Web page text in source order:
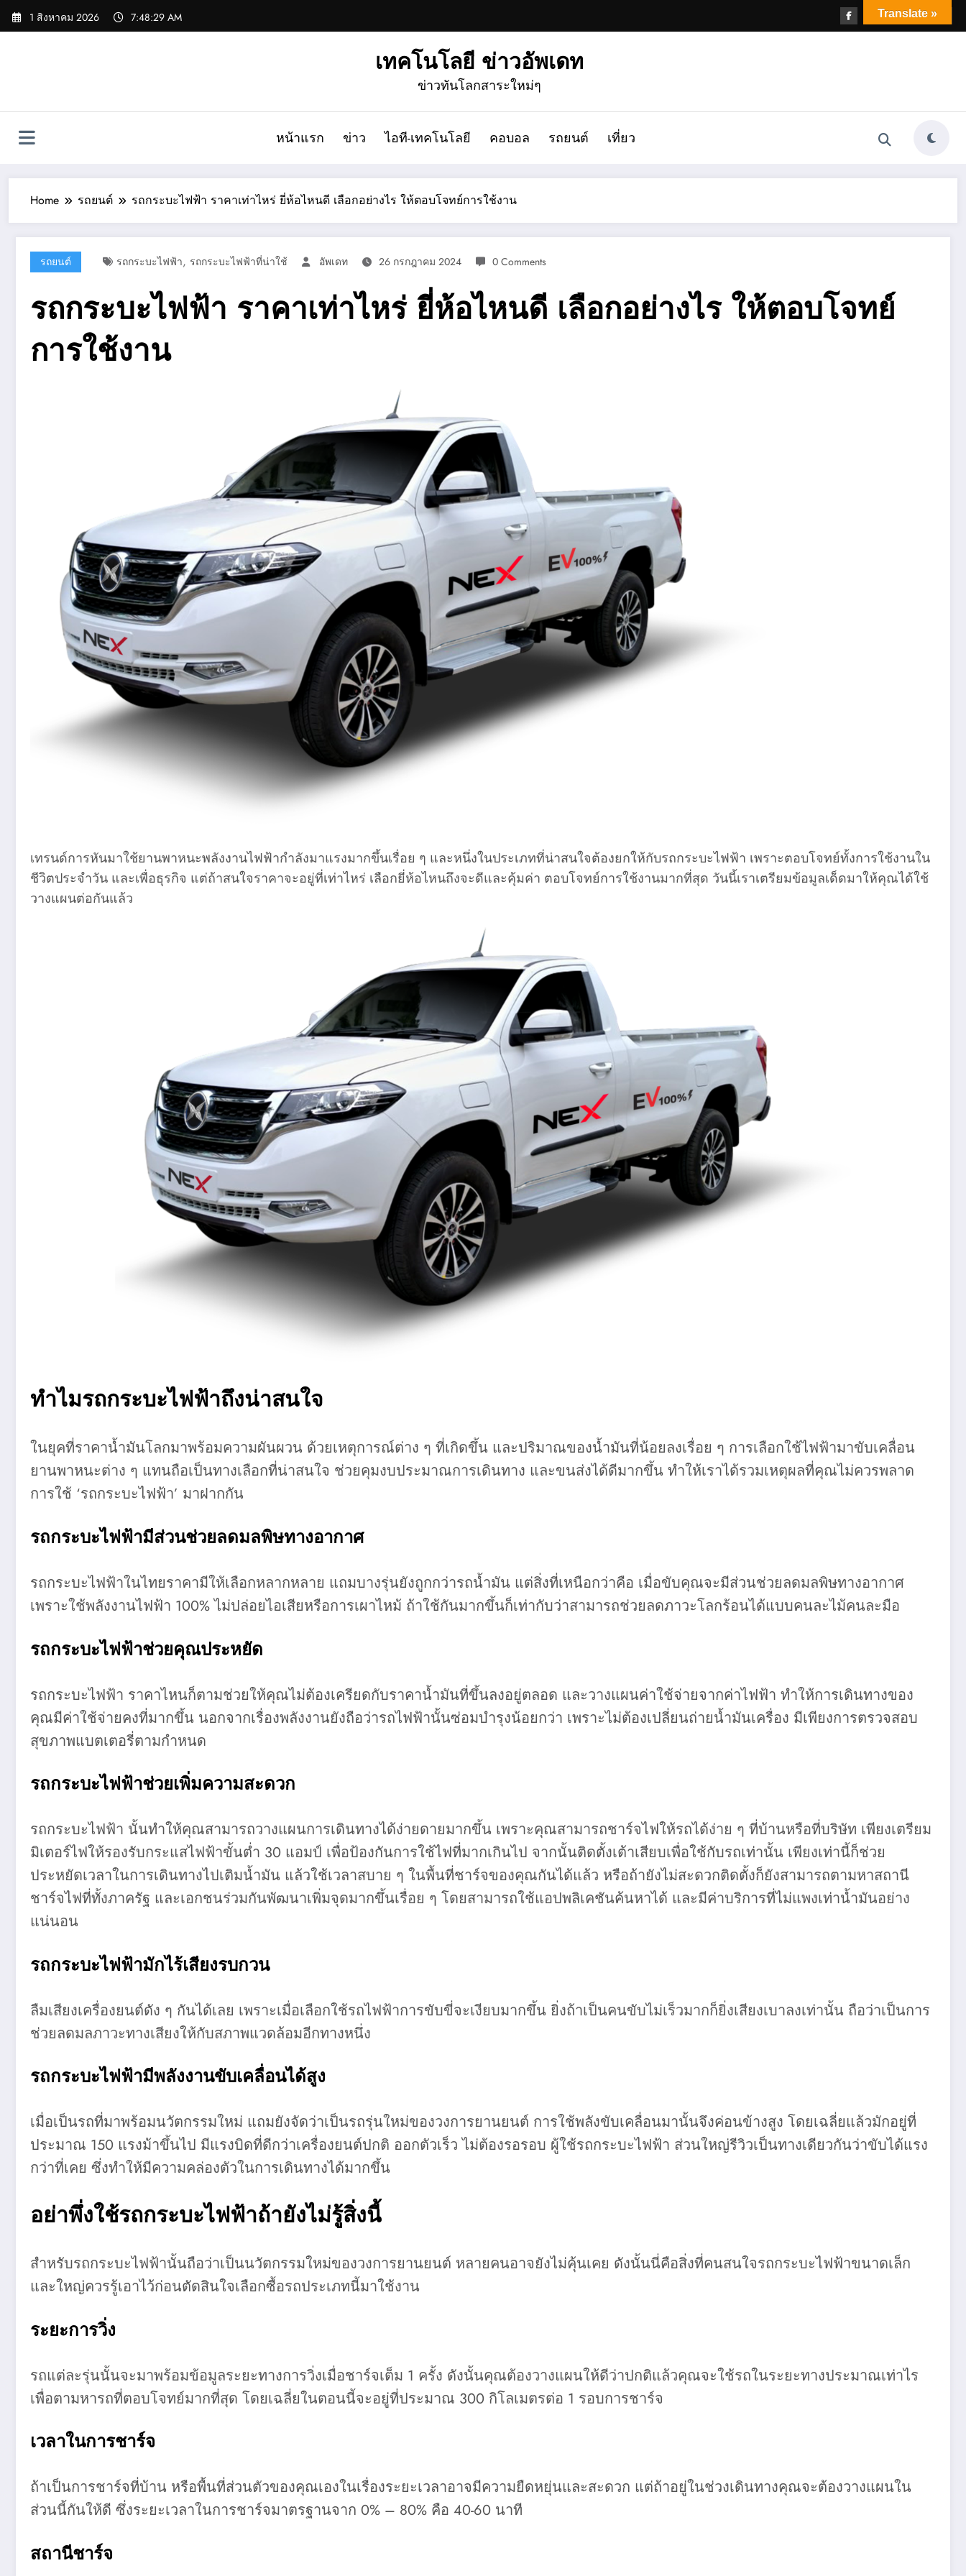
Skip
1 สิงหาคม 2026 7:48:30 AM
เทคโนโลยี ข่าวอัพเดท
ข่าวทันโลกสาระใหม่ๆ
หน้าแรก ข่าว ไอที-เทคโนโลยี คอบอล รถยนต์ เที่ยว
Home รถยนต์ รถกระบะไฟฟ้า ราคาเท่าไหร่ ยี่ห้อไหนดี เลือกอย่างไร ให้ตอบโจทย์การใช้งาน
รถยนต์ รถกระบะไฟฟ้า, รถกระบะไฟฟ้าที่น่าใช้ อัพเดท 26 กรกฎาคม 2024 0 Comments
รถกระบะไฟฟ้า ราคาเท่าไหร่ ยี่ห้อไหนดี เลือกอย่างไร ให้ตอบโจทย์
การใช้งาน
เทรนด์การหันมาใช้ยานพาหนะพลังงานไฟฟ้ากำลังมาแรงมากขึ้นเรื่อย ๆ และหนึ่งในประเภทที่น่าสนใจต้องยกให้กับรถกระบะไฟฟ้า เพราะตอบโจทย์ทั้งการใช้งานใน
ชีวิตประจำวัน และเพื่อธุรกิจ แต่ถ้าสนใจราคาจะอยู่ที่เท่าไหร่ เลือกยี่ห้อไหนถึงจะดีและคุ้มค่า ตอบโจทย์การใช้งานมากที่สุด วันนี้เราเตรียมข้อมูลเด็ดมาให้คุณได้ใช้
วางแผนต่อกันแล้ว
ทำไมรถกระบะไฟฟ้าถึงน่าสนใจ
ในยุคที่ราคาน้ำมันโลกมาพร้อมความผันผวน ด้วยเหตุการณ์ต่าง ๆ ที่เกิดขึ้น และปริมาณของน้ำมันที่น้อยลงเรื่อย ๆ การเลือกใช้ไฟฟ้ามาขับเคลื่อน
ยานพาหนะต่าง ๆ แทนถือเป็นทางเลือกที่น่าสนใจ ช่วยคุมงบประมาณการเดินทาง และขนส่งได้ดีมากขึ้น ทำให้เราได้รวมเหตุผลที่คุณไม่ควรพลาด
การใช้ ‘รถกระบะไฟฟ้า’ มาฝากกัน
รถกระบะไฟฟ้ามีส่วนช่วยลดมลพิษทางอากาศ
รถกระบะไฟฟ้าในไทยราคามีให้เลือกหลากหลาย แถมบางรุ่นยังถูกกว่ารถน้ำมัน แต่สิ่งที่เหนือกว่าคือ เมื่อขับคุณจะมีส่วนช่วยลดมลพิษทางอากาศ
เพราะใช้พลังงานไฟฟ้า 100% ไม่ปล่อยไอเสียหรือการเผาไหม้ ถ้าใช้กันมากขึ้นก็เท่ากับว่าสามารถช่วยลดภาวะโลกร้อนได้แบบคนละไม้คนละมือ
รถกระบะไฟฟ้าช่วยคุณประหยัด
รถกระบะไฟฟ้า ราคาไหนก็ตามช่วยให้คุณไม่ต้องเครียดกับราคาน้ำมันที่ขึ้นลงอยู่ตลอด และวางแผนค่าใช้จ่ายจากค่าไฟฟ้า ทำให้การเดินทางของ
คุณมีค่าใช้จ่ายคงที่มากขึ้น นอกจากเรื่องพลังงานยังถือว่ารถไฟฟ้านั้นซ่อมบำรุงน้อยกว่า เพราะไม่ต้องเปลี่ยนถ่ายน้ำมันเครื่อง มีเพียงการตรวจสอบ
สุขภาพแบตเตอรี่ตามกำหนด
รถกระบะไฟฟ้าช่วยเพิ่มความสะดวก
รถกระบะไฟฟ้า นั้นทำให้คุณสามารถวางแผนการเดินทางได้ง่ายดายมากขึ้น เพราะคุณสามารถชาร์จไฟให้รถได้ง่าย ๆ ที่บ้านหรือที่บริษัท เพียงเตรียม
มิเตอร์ไฟให้รองรับกระแสไฟฟ้าขั้นต่ำ 30 แอมป์ เพื่อป้องกันการใช้ไฟที่มากเกินไป จากนั้นติดตั้งเต้าเสียบเพื่อใช้กับรถเท่านั้น เพียงเท่านี้ก็ช่วย
ประหยัดเวลาในการเดินทางไปเติมน้ำมัน แล้วใช้เวลาสบาย ๆ ในพื้นที่ชาร์จของคุณกันได้แล้ว หรือถ้ายังไม่สะดวกติดตั้งก็ยังสามารถตามหาสถานี
ชาร์จไฟที่ทั้งภาครัฐ และเอกชนร่วมกันพัฒนาเพิ่มจุดมากขึ้นเรื่อย ๆ โดยสามารถใช้แอปพลิเคชันค้นหาได้ และมีค่าบริการที่ไม่แพงเท่าน้ำมันอย่าง
แน่นอน
รถกระบะไฟฟ้ามักไร้เสียงรบกวน
ลืมเสียงเครื่องยนต์ดัง ๆ กันได้เลย เพราะเมื่อเลือกใช้รถไฟฟ้าการขับขี่จะเงียบมากขึ้น ยิ่งถ้าเป็นคนขับไม่เร็วมากก็ยิ่งเสียงเบาลงเท่านั้น ถือว่าเป็นการ
ช่วยลดมลภาวะทางเสียงให้กับสภาพแวดล้อมอีกทางหนึ่ง
รถกระบะไฟฟ้ามีพลังงานขับเคลื่อนได้สูง
เมื่อเป็นรถที่มาพร้อมนวัตกรรมใหม่ แถมยังจัดว่าเป็นรถรุ่นใหม่ของวงการยานยนต์ การใช้พลังขับเคลื่อนมานั้นจึงค่อนข้างสูง โดยเฉลี่ยแล้วมักอยู่ที่
ประมาณ 150 แรงม้าขึ้นไป มีแรงบิดที่ดีกว่าเครื่องยนต์ปกติ ออกตัวเร็ว ไม่ต้องรอรอบ ผู้ใช้รถกระบะไฟฟ้า ส่วนใหญ่รีวิวเป็นทางเดียวกันว่าขับได้แรง
กว่าที่เคย ซึ่งทำให้มีความคล่องตัวในการเดินทางได้มากขึ้น
อย่าพึ่งใช้รถกระบะไฟฟ้าถ้ายังไม่รู้สิ่งนี้
สำหรับรถกระบะไฟฟ้านั้นถือว่าเป็นนวัตกรรมใหม่ของวงการยานยนต์ หลายคนอาจยังไม่คุ้นเคย ดังนั้นนี่คือสิ่งที่คนสนใจรถกระบะไฟฟ้าขนาดเล็ก
และใหญ่ควรรู้เอาไว้ก่อนตัดสินใจเลือกซื้อรถประเภทนี้มาใช้งาน
ระยะการวิ่ง
รถแต่ละรุ่นนั้นจะมาพร้อมข้อมูลระยะทางการวิ่งเมื่อชาร์จเต็ม 1 ครั้ง ดังนั้นคุณต้องวางแผนให้ดีว่าปกติแล้วคุณจะใช้รถในระยะทางประมาณเท่าไร
เพื่อตามหารถที่ตอบโจทย์มากที่สุด โดยเฉลี่ยในตอนนี้จะอยู่ที่ประมาณ 300 กิโลเมตรต่อ 1 รอบการชาร์จ
เวลาในการชาร์จ
ถ้าเป็นการชาร์จที่บ้าน หรือพื้นที่ส่วนตัวของคุณเองในเรื่องระยะเวลาอาจมีความยืดหยุ่นและสะดวก แต่ถ้าอยู่ในช่วงเดินทางคุณจะต้องวางแผนใน
ส่วนนี้กันให้ดี ซึ่งระยะเวลาในการชาร์จมาตรฐานจาก 0% – 80% คือ 40-60 นาที
สถานีชาร์จ
Translate »